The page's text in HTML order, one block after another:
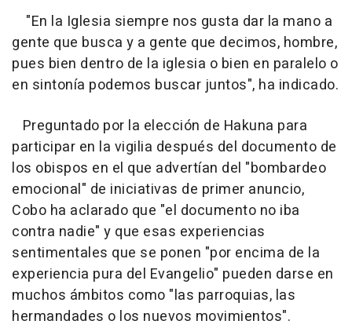
"En la Iglesia siempre nos gusta dar la mano a
gente que busca y a gente que decimos, hombre,
pues bien dentro de la iglesia o bien en paralelo o
en sintonía podemos buscar juntos", ha indicado.
Preguntado por la elección de Hakuna para
participar en la vigilia después del documento de
los obispos en el que advertían del "bombardeo
emocional" de iniciativas de primer anuncio,
Cobo ha aclarado que "el documento no iba
contra nadie" y que esas experiencias
sentimentales que se ponen "por encima de la
experiencia pura del Evangelio" pueden darse en
muchos ámbitos como "las parroquias, las
hermandades o los nuevos movimientos".